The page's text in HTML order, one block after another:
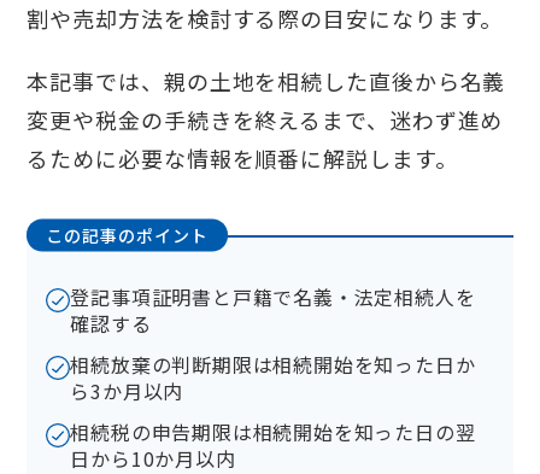
割や売却方法を検討する際の目安になります。
本記事では、親の土地を相続した直後から名義
変更や税金の手続きを終えるまで、迷わず進め
るために必要な情報を順番に解説します。
この記事のポイント
登記事項証明書と戸籍で名義・法定相続人を
確認する
相続放棄の判断期限は相続開始を知った日か
ら3か月以内
相続税の申告期限は相続開始を知った日の翌
日から10か月以内